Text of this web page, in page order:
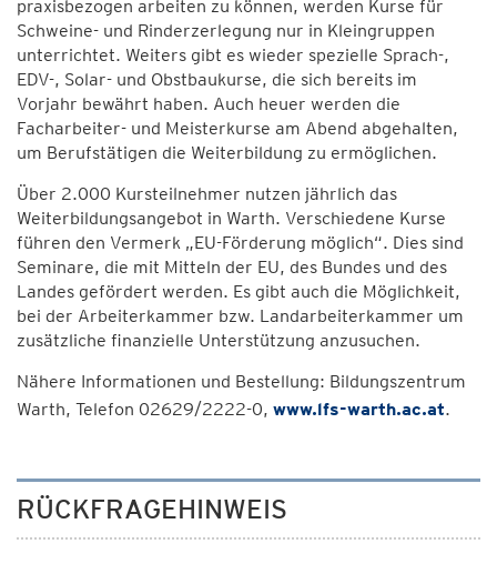
praxisbezogen arbeiten zu können, werden Kurse für
Schweine- und Rinderzerlegung nur in Kleingruppen
unterrichtet. Weiters gibt es wieder spezielle Sprach-,
EDV-, Solar- und Obstbaukurse, die sich bereits im
Vorjahr bewährt haben. Auch heuer werden die
Facharbeiter- und Meisterkurse am Abend abgehalten,
um Berufstätigen die Weiterbildung zu ermöglichen.
Über 2.000 Kursteilnehmer nutzen jährlich das
Weiterbildungsangebot in Warth. Verschiedene Kurse
führen den Vermerk „EU-Förderung möglich“. Dies sind
Seminare, die mit Mitteln der EU, des Bundes und des
Landes gefördert werden. Es gibt auch die Möglichkeit,
bei der Arbeiterkammer bzw. Landarbeiterkammer um
zusätzliche finanzielle Unterstützung anzusuchen.
Nähere Informationen und Bestellung: Bildungszentrum
Warth, Telefon 02629/2222-0, www.lfs-warth.ac.at.
RÜCKFRAGEHINWEIS